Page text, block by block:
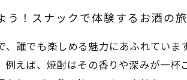
う！スナックで体験するお酒の旅
、誰でも楽しめる魅力にあふれてい
例えば、焼酎はその香りや深みが一